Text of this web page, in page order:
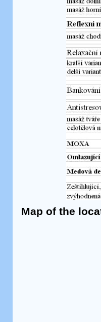
Map of the